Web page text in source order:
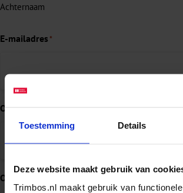
Toestemming Details
Deze website maakt gebruik van
Trimbos.nl maakt gebruik van
Achternaam
E-mailadres *
Organisatie
Onderwerp